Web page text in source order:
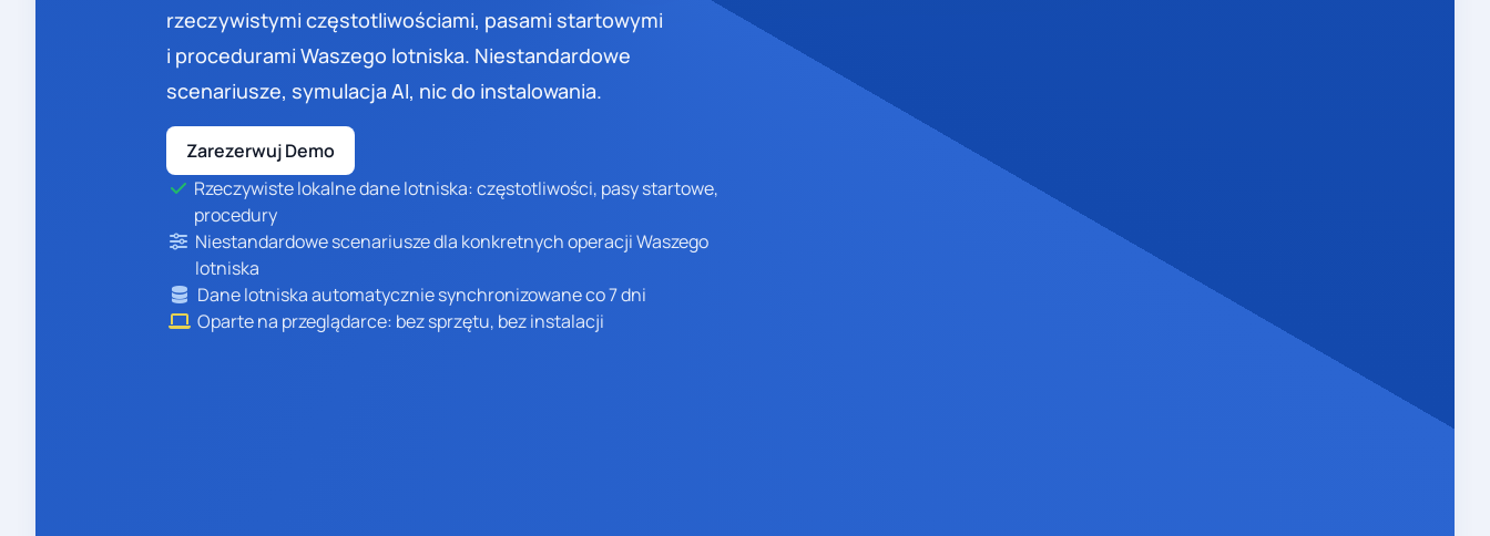
rzeczywistymi częstotliwościami, pasami startowymi
i procedurami Waszego lotniska. Niestandardowe
scenariusze, symulacja AI, nic do instalowania.
Zarezerwuj Demo
Rzeczywiste lokalne dane lotniska: częstotliwości, pasy startowe,
procedury
Niestandardowe scenariusze dla konkretnych operacji Waszego
lotniska
Dane lotniska automatycznie synchronizowane co 7 dni
Oparte na przeglądarce: bez sprzętu, bez instalacji